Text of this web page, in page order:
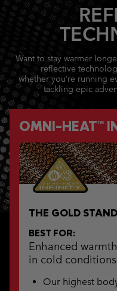
SKIP
TO
SEARCH
Want to stay warmer
reflective
whether you’re running
tackling epic
OMNI-HEAT™
THE GOLD
BEST FOR:
Enhanced
in cold conditions
Our highest